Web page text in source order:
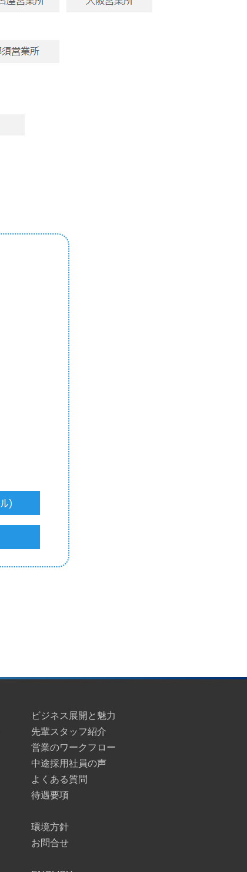
ビジネス展開と魅力
先輩スタッフ紹介
営業のワークフロー
中途採用社員の声
よくある質問
待遇要項
環境方針
お問合せ